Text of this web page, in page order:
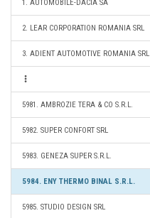
1. AUTOMOBILE-DACIA SA
2. LEAR CORPORATION ROMANIA SRL
3. ADIENT AUTOMOTIVE ROMANIA SRL
5981. AMBROZIE TERA & CO S.R.L.
5982. SUPER CONFORT SRL
5983. GENEZA SUPER S.R.L.
5984. ENY THERMO BINAL S.R.L.
5985. STUDIO DESIGN SRL